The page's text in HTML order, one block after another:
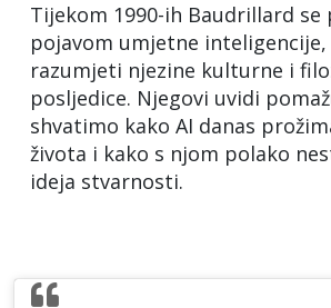
Tijekom 1990-ih Baudrillard se
pojavom umjetne
razumjeti njezine kulturne i
posljedice. Njegovi uvidi
shvatimo kako AI danas
života i kako s njom polako
ideja stvarnosti.